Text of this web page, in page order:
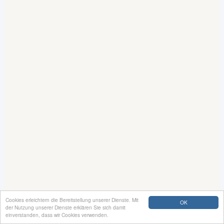
OK
Cookies erleichtern die Bereitstellung unserer Dienste. Mit
der Nutzung unserer Dienste erklären Sie sich damit
einverstanden, dass wir Cookies verwenden.